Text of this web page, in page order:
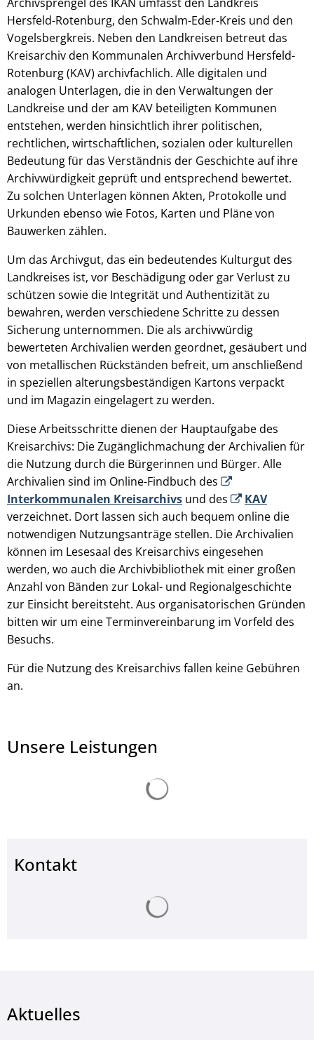
Hersfeld-Rotenburg, den Schwalm-Eder-Kreis und den
Vogelsbergkreis. Neben den Landkreisen betreut das
Kreisarchiv den Kommunalen Archivverbund Hersfeld-
Rotenburg (KAV) archivfachlich. Alle digitalen und
analogen Unterlagen, die in den Verwaltungen der
Landkreise und der am KAV beteiligten Kommunen
entstehen, werden hinsichtlich ihrer politischen,
rechtlichen, wirtschaftlichen, sozialen oder kulturellen
Bedeutung für das Verständnis der Geschichte auf ihre
Archivwürdigkeit geprüft und entsprechend bewertet.
Zu solchen Unterlagen können Akten, Protokolle und
Urkunden ebenso wie Fotos, Karten und Pläne von
Bauwerken zählen.
Um das Archivgut, das ein bedeutendes Kulturgut des
Landkreises ist, vor Beschädigung oder gar Verlust zu
schützen sowie die Integrität und Authentizität zu
bewahren, werden verschiedene Schritte zu dessen
Sicherung unternommen. Die als archivwürdig
bewerteten Archivalien werden geordnet, gesäubert und
von metallischen Rückständen befreit, um anschließend
in speziellen alterungsbeständigen Kartons verpackt
und im Magazin eingelagert zu werden.
Diese Arbeitsschritte dienen der Hauptaufgabe des
Kreisarchivs: Die Zugänglichmachung der Archivalien für
die Nutzung durch die Bürgerinnen und Bürger. Alle
Archivalien sind im Online-Findbuch des
Interkommunalen Kreisarchivs und des
KAV
verzeichnet. Dort lassen sich auch bequem online die
notwendigen Nutzungsanträge stellen. Die Archivalien
können im Lesesaal des Kreisarchivs eingesehen
werden, wo auch die Archivbibliothek mit einer großen
Anzahl von Bänden zur Lokal- und Regionalgeschichte
zur Einsicht bereitsteht. Aus organisatorischen Gründen
bitten wir um eine Terminvereinbarung im Vorfeld des
Besuchs.
Für die Nutzung des Kreisarchivs fallen keine Gebühren
an.
Unsere Leistungen
Kontakt
Aktuelles